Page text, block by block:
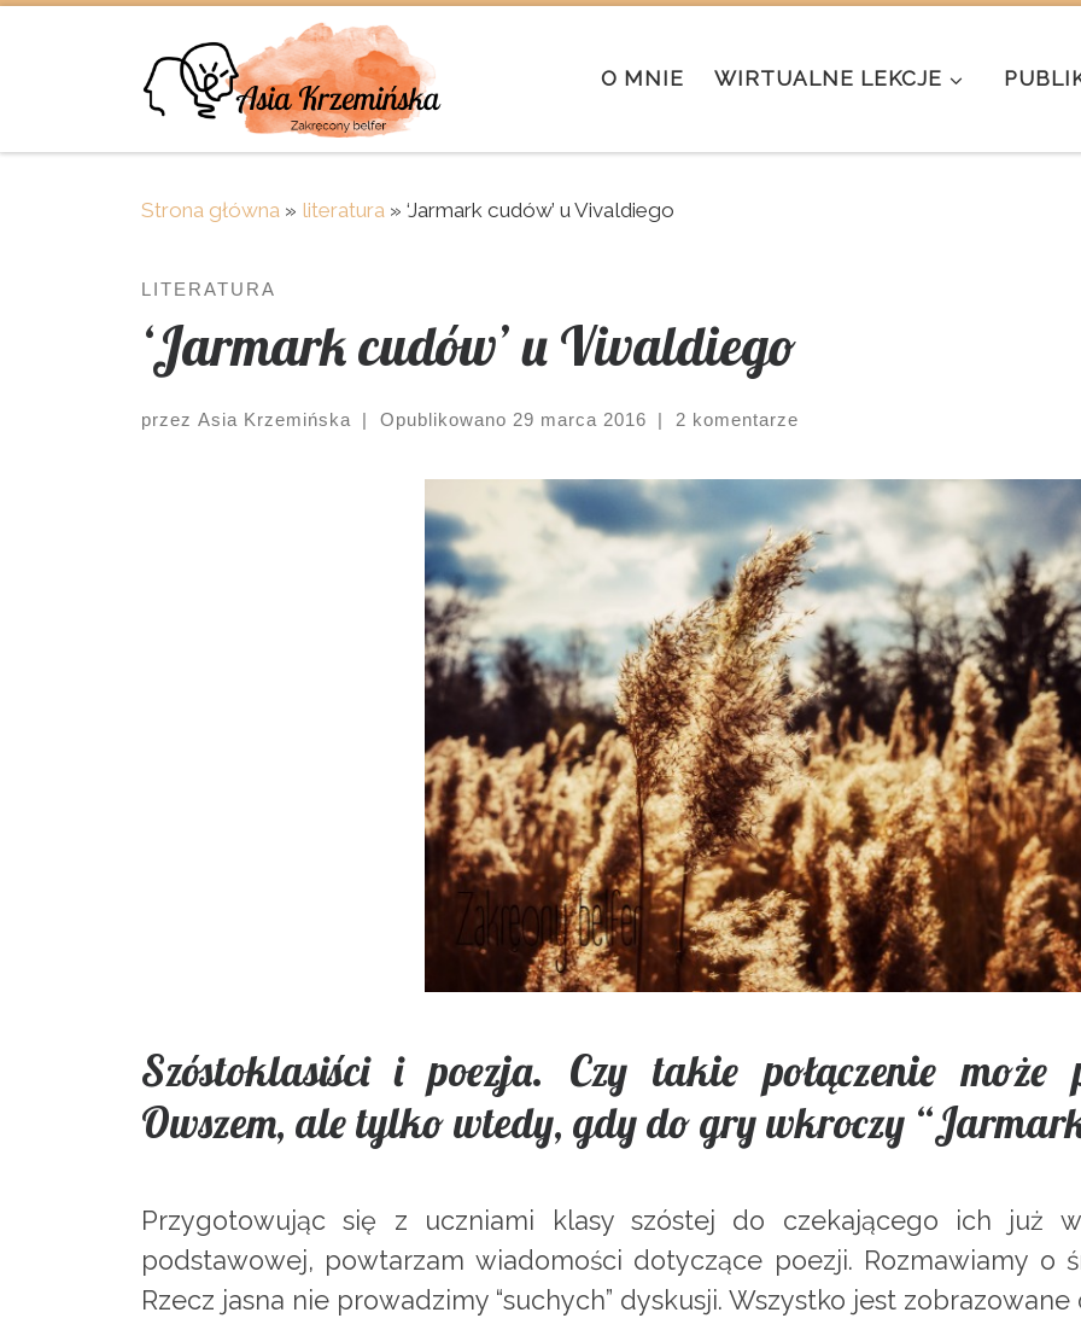
O MNIE WIRTUALNE LEKCJE
Strona główna » literatura » ‘Jarmark cudów’ u Vivaldiego
LITERATURA
‘Jarmark cudów’ u Vivaldiego
przez Asia Krzemińska | Opublikowano 29 marca 2016 | 2 komentarze
Szóstoklasiści i poezja. Czy takie połączenie może
Owszem, ale tylko wtedy, gdy do gry wkroczy
Przygotowując się z uczniami klasy szóstej do czekającego ich już
podstawowej, powtarzam wiadomości dotyczące poezji. Rozmawiamy o
Rzecz jasna nie prowadzimy “suchych” dyskusji. Wszystko jest